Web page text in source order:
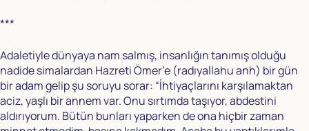
***
Adaletiyle dünyaya nam salmış, insanlığın tanımış olduğu
nadide simalardan Hazreti Ömer’e (radıyallahu anh) bir gün
bir adam gelip şu soruyu sorar: “İhtiyaçlarını karşılamaktan
aciz, yaşlı bir annem var. Onu sırtımda taşıyor, abdestini
aldırıyorum. Bütün bunları yaparken de ona hiçbir zaman